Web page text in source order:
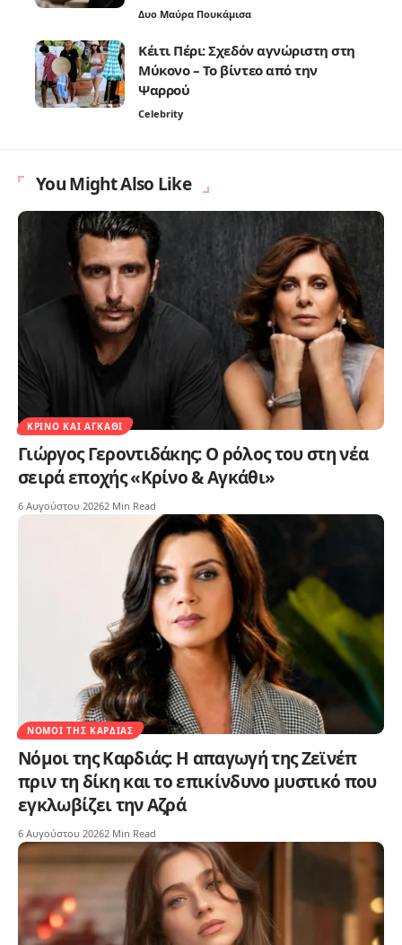
Δυο Μαύρα Πουκάμισα
Κέιτι Πέρι: Σχεδόν αγνώριστη στη
Μύκονο – Το βίντεο από την
Ψαρρού
Celebrity
You Might Also Like
ΚΡΊΝΟ ΚΑΙ ΑΓΚΆΘΙ
Γιώργος Γεροντιδάκης: Ο ρόλος του στη νέα
σειρά εποχής «Κρίνο & Αγκάθι»
6 Αυγούστου 20262 Min Read
ΝΌΜΟΙ ΤΗΣ ΚΑΡΔΙΆΣ
Νόμοι της Καρδιάς: Η απαγωγή της Ζεϊνέπ
πριν τη δίκη και το επικίνδυνο μυστικό που
εγκλωβίζει την Αζρά
6 Αυγούστου 20262 Min Read